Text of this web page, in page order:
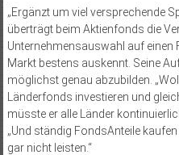
„Ergänzt um viel versprechende
überträgt beim Aktienfonds die
Unternehmensauswahl auf einen
Markt bestens auskennt. Seine
möglichst genau abzubilden.
Länderfonds investieren und
müsste er alle Länder
„Und ständig FondsAnteile
gar nicht leis­ten.“